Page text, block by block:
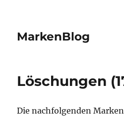
MarkenBlog
Löschungen
Die nachfolgenden